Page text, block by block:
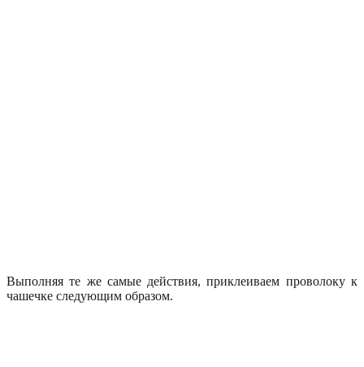
Выполняя те же самые действия, приклеиваем проволоку к
чашечке следующим образом.